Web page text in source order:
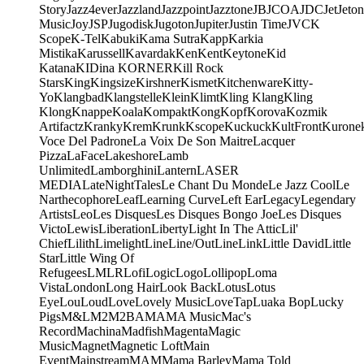
StoryJazz4everJazzlandJazzpointJazztoneJBJCOAJDCJetJeton
MusicJoyJSPJugodiskJugotonJupiterJustin TimeJVCK
ScopeK-TelKabukiKama SutraKappKarkia
MistikaKarussellKavardakKenKentKeytoneKid
KatanaKIDina KORNERKill Rock
StarsKingKingsizeKirshnerKismetKitchenwareKitty-
YoKlangbadKlangstelleKleinKlimtKling KlangKling
KlongKnappeKoalaKompaktKongKopfKorovaKozmik
ArtifactzKrankyKremKrunkKscopeKuckuckKultFront
Voce Del PadroneLa Voix De Son MaitreLacquer
PizzaLaFaceLakeshoreLamb
UnlimitedLamborghiniLanternLASER
MEDIALateNightTalesLe Chant Du MondeLe Jazz CoolLe
NarthecophoreLeafLearning CurveLeft EarLegacyLegendary
ArtistsLeoLes DisquesLes Disques Bongo JoeLes Disques
VictoLewisLiberationLibertyLight In The AtticLil'
ChiefLilithLimelightLineLine/OutLineLinkLittle DavidLittle
StarLittle Wing Of
RefugeesLMLRLofiLogicLogoLollipopLoma
VistaLondonLong HairLook BackLotusLotus
EyeLouLoudLoveLovely MusicLoveTapLuaka BopLucky
PigsM&LM2M2BAMAMA MusicMac's
RecordMachinaMadfishMagentaMagic
MusicMagnetMagnetic LoftMain
EventMainstreamMAMMama BarleyMama Told